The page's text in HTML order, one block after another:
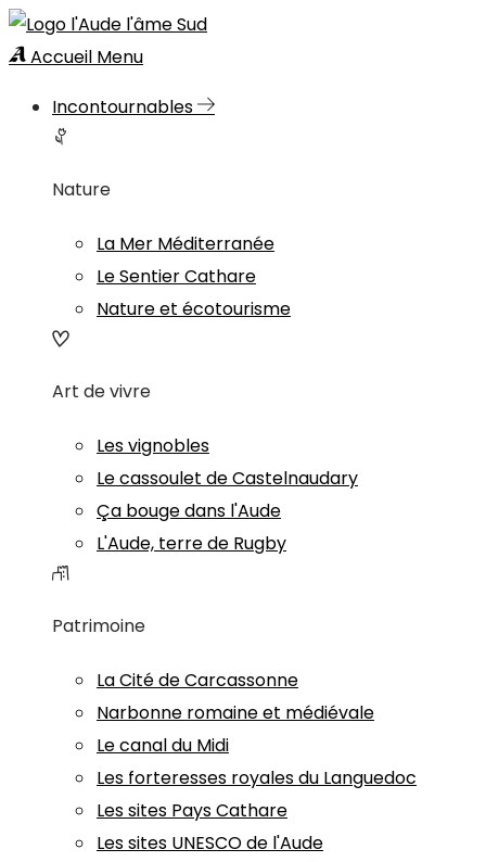
Accueil Menu
Incontournables
Nature
La Mer Méditerranée
Le Sentier Cathare
Nature et écotourisme
Art de vivre
Les vignobles
Le cassoulet de Castelnaudary
Ça bouge dans l'Aude
L'Aude, terre de Rugby
Patrimoine
La Cité de Carcassonne
Narbonne romaine et médiévale
Le canal du Midi
Les forteresses royales du Languedoc
Les sites Pays Cathare
Les sites UNESCO de l'Aude